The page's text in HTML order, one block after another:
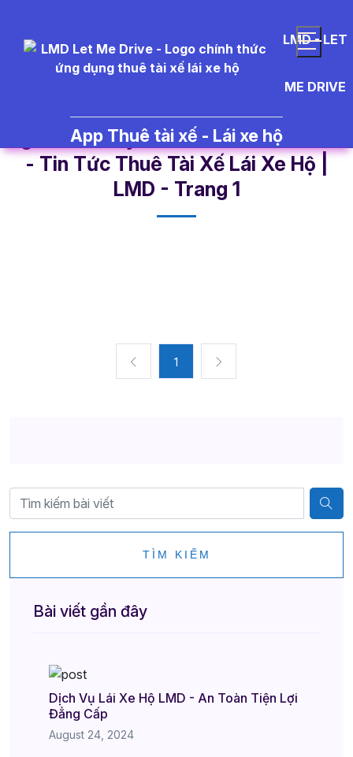
LMD - LET
ME DRIVE
App Thuê tài xế - Lái xe hộ
- Tin Tức Thuê Tài Xế Lái Xe Hộ |
LMD - Trang 1​
1
TÌM KIẾM
Bài viết gần đây
Dịch Vụ Lái Xe Hộ LMD - An Toàn Tiện Lợi
Đẳng Cấp
August 24, 2024